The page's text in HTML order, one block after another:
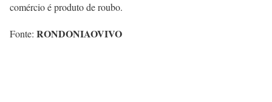
comércio é produto de roubo.
Fonte: RONDONIAOVIVO